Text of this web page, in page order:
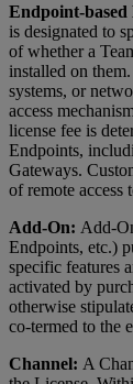
Endpoint-based
is designated to
of whether a
installed on
systems, or
access
license fee is
Endpoints,
Gateways.
of remote access
Add-On: Add-
Endpoints, etc.)
specific features
activated by
otherwise
co-termed to the
Channel: A